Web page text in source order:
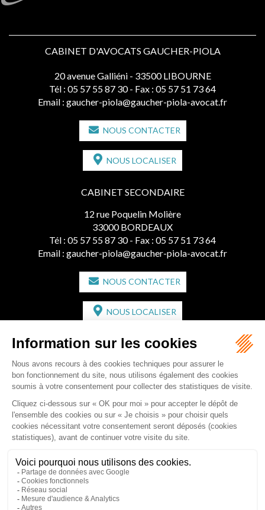
CABINET D'AVOCATS GAUCHER-PIOLA
20 avenue Galliéni - 33500 LIBOURNE
Tél : 05 57 55 87 30 - Fax : 05 57 51 73 64
Email : gaucher-piola@gaucher-piola-avocat.fr
NOUS CONTACTER
NOUS LOCALISER
CABINET SECONDAIRE
12 rue Poquelin Molière
33000 BORDEAUX
Tél : 05 57 55 87 30 - Fax : 05 57 51 73 64
Email : gaucher-piola@gaucher-piola-avocat.fr
NOUS CONTACTER
NOUS LOCALISER
CABINET SECONDAIRE
2 bis Avenue de l'Europe
33350 ST MAGNE-DE-CASTILLON
Tél :05 57 55 87 30 - Fax : 05 57 51 73 64
Email :gaucher-piola@gaucher-piola-avocat.fr
NOUS CONTACTER
NOUS LOCALISER